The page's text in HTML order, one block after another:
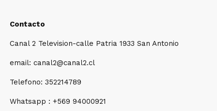
Contacto
Canal 2 Television-calle Patria 1933 San Antonio
email: canal2@canal2.cl
Telefono: 352214789
Whatsapp : +569 94000921